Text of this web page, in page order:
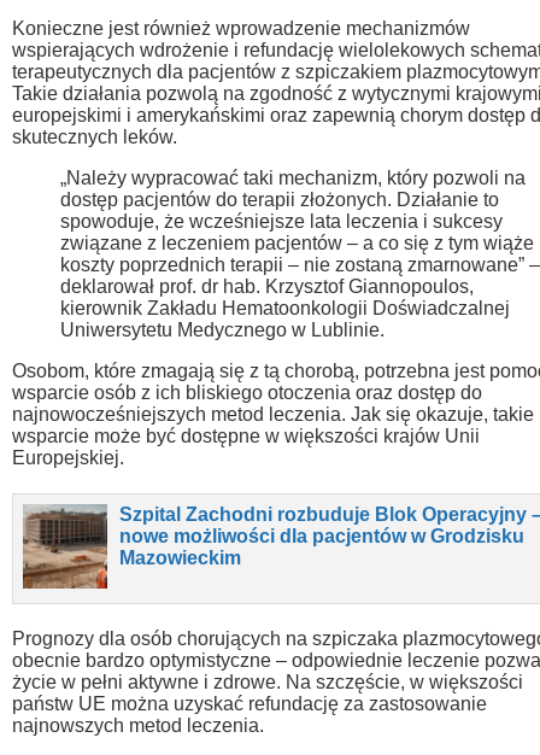
Konieczne jest również wprowadzenie mechanizmów
wspierających wdrożenie i refundację wielolekowych
terapeutycznych dla pacjentów z szpiczakiem
Takie działania pozwolą na zgodność z wytycznymi
europejskimi i amerykańskimi oraz zapewnią chorym dostęp
skutecznych leków.
„Należy wypracować taki mechanizm, który pozwoli na
dostęp pacjentów do terapii złożonych. Działanie to
spowoduje, że wcześniejsze lata leczenia i sukcesy
związane z leczeniem pacjentów – a co się z tym wiąże
koszty poprzednich terapii – nie zostaną zmarnowane” –
deklarował prof. dr hab. Krzysztof Giannopoulos,
kierownik Zakładu Hematoonkologii Doświadczalnej
Uniwersytetu Medycznego w Lublinie.
Osobom, które zmagają się z tą chorobą, potrzebna jest
wsparcie osób z ich bliskiego otoczenia oraz dostęp do
najnowocześniejszych metod leczenia. Jak się okazuje, takie
wsparcie może być dostępne w większości krajów Unii
Europejskiej.
Szpital Zachodni rozbuduje Blok Operacyjny
nowe możliwości dla pacjentów w Grodzisku
Mazowieckim
Prognozy dla osób chorujących na szpiczaka
obecnie bardzo optymistyczne – odpowiednie leczenie
życie w pełni aktywne i zdrowe. Na szczęście, w większości
państw UE można uzyskać refundację za zastosowanie
najnowszych metod leczenia.